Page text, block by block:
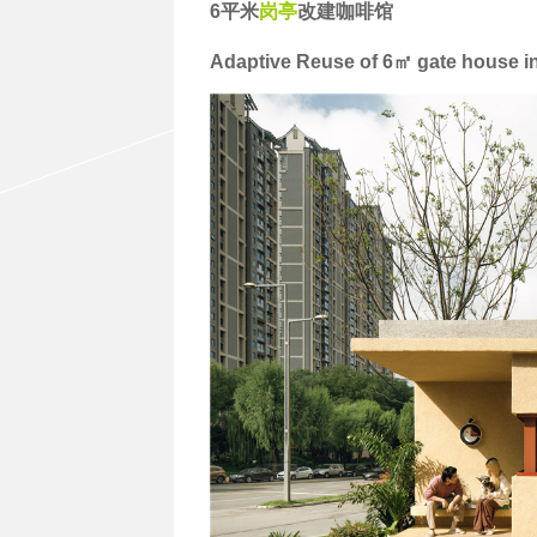
6平米岗亭改建咖啡馆
Adaptive Reuse of 6㎡ gate house